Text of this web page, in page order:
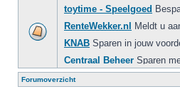
Forumoverzicht